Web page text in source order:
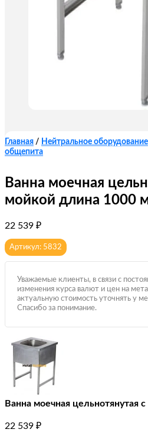
Главная / Нейтральное оборудование
общепита
Ванна моечная
мойкой длина 1000
22 539 ₽
Артикул: 5832
Уважаемые клиенты, в связи с
изменения курса валют и цен на
актуальную стоимость уточнять у
Спасибо за понимание.
Ванна моечная цельнотянутая
22 539 ₽